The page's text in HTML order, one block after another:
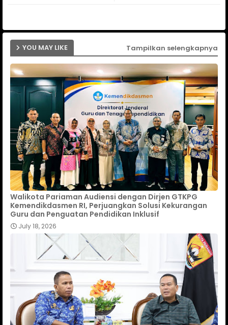
YOU MAY LIKE Tampilkan selengkapnya
Walikota Pariaman Audiensi dengan Dirjen GTKPG
Kemendikdasmen RI, Perjuangkan Solusi Kekurangan
Guru dan Penguatan Pendidikan Inklusif
July 18, 2026